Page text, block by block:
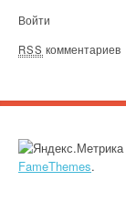
Войти
RSS комментариев
FameThemes.